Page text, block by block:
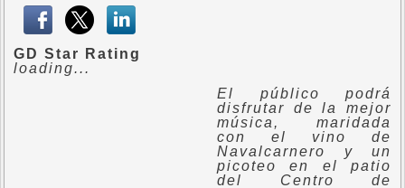
GD Star Rating
loading...
El público podrá
disfrutar de la mejor
música, maridada
con el vino de
Navalcarnero y un
picoteo en el patio
del Centro de